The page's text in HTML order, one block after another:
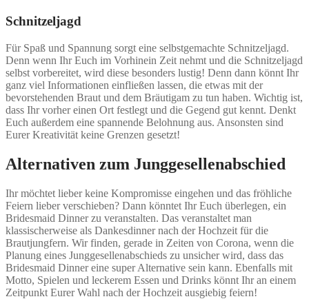
Schnitzeljagd
Für Spaß und Spannung sorgt eine selbstgemachte Schnitzeljagd.
Denn wenn Ihr Euch im Vorhinein Zeit nehmt und die Schnitzeljagd
selbst vorbereitet, wird diese besonders lustig! Denn dann könnt Ihr
ganz viel Informationen einfließen lassen, die etwas mit der
bevorstehenden Braut und dem Bräutigam zu tun haben. Wichtig ist,
dass Ihr vorher einen Ort festlegt und die Gegend gut kennt. Denkt
Euch außerdem eine spannende Belohnung aus. Ansonsten sind
Eurer Kreativität keine Grenzen gesetzt!
Alternativen zum Junggesellenabschied
Ihr möchtet lieber keine Kompromisse eingehen und das fröhliche
Feiern lieber verschieben? Dann könntet Ihr Euch überlegen, ein
Bridesmaid Dinner zu veranstalten. Das veranstaltet man
klassischerweise als Dankesdinner nach der Hochzeit für die
Brautjungfern. Wir finden, gerade in Zeiten von Corona, wenn die
Planung eines Junggesellenabschieds zu unsicher wird, dass das
Bridesmaid Dinner eine super Alternative sein kann. Ebenfalls mit
Motto, Spielen und leckerem Essen und Drinks könnt Ihr an einem
Zeitpunkt Eurer Wahl nach der Hochzeit ausgiebig feiern!